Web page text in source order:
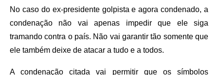
No caso do ex-presidente golpista e agora condenado, a
condenação não vai apenas impedir que ele siga
tramando contra o país. Não vai garantir tão somente que
ele também deixe de atacar a tudo e a todos.
A condenação citada vai permitir que os símbolos